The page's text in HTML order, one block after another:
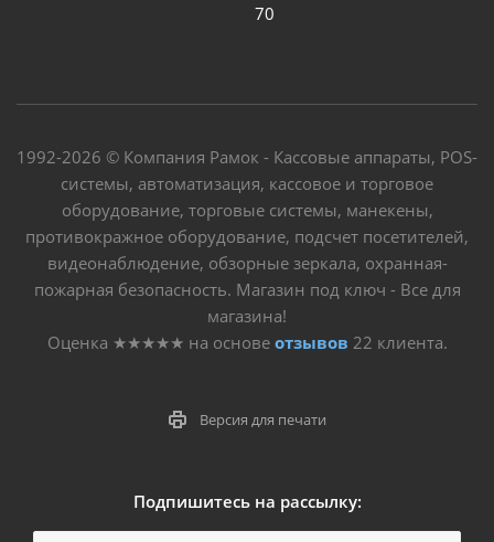
70
1992-2026 © Компания Рамок - Кассовые аппараты, POS-
системы, автоматизация, кассовое и торговое
оборудование, торговые системы, манекены,
противокражное оборудование, подсчет посетителей,
видеонаблюдение, обзорные зеркала, охранная-
пожарная безопасность. Магазин под ключ - Все для
магазина!
Оценка ★★★★★ на основе отзывов 22 клиента.
Версия для печати
Подпишитесь на рассылку: